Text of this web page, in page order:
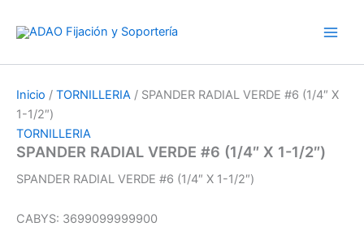
Inicio / TORNILLERIA / SPANDER RADIAL VERDE #6 (1/4″ X
1-1/2″)
TORNILLERIA
SPANDER RADIAL VERDE #6 (1/4″ X 1-1/2″)
SPANDER RADIAL VERDE #6 (1/4″ X 1-1/2″)
CABYS: 3699099999900